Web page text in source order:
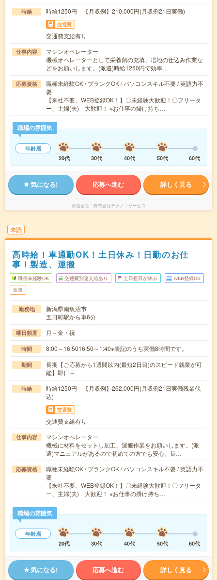
時給 時給1250円 【月収例】210,000円(月収例21日実働)
交通費
交通費支給有り
仕事内容
マシンオペレーター
機械オペレーターとして栄養剤の充填、培地の仕込み作業な
どをお願いします。(派遣)時給1250円で効率…
応募資格
職種未経験OK / ブランクOK / パソコンスキル不要 / 英語力不
要
【来社不要、WEB登録OK！】〇未経験大歓迎！〇フリータ
ー、主婦(夫) 大歓迎！ ※お仕事の掛け持ち…
職場の雰囲気
年齢層
20代
30代 40代 50代 60代
気になる! 応募へ進む 詳しく見る
派遣会社 株式会社テクノ・サービス
未読
高時給！車通勤OK！土日休み！日勤のお仕
事！製造、運搬
職種未経験OK 交通費別途支給あり 土日祝日が休み WEB登録OK
派遣
勤務地
新潟県南魚沼市
五日町駅から車6分
曜日頻度 月～金・祝
時間 8:00～16:5016:50～1:40※表記のうち実働8時間です。
期間
長期【ご応募から1週間以内(最短2日目)のスピード就業が可
能】即日～
時給
時給1250円 【月収例】262,000円(月収例21日実働残業代
込)
交通費
交通費支給有り
仕事内容
マシンオペレーター
機械に材料をセットし加工、運搬作業をお願いします。(派
遣)マニュアルがあるので初めての方でも安心。長…
応募資格
職種未経験OK / ブランクOK / パソコンスキル不要 / 英語力不
要
【来社不要、WEB登録OK！】〇未経験大歓迎！〇フリータ
ー、主婦(夫) 大歓迎！ ※お仕事の掛け持ち…
職場の雰囲気
年齢層
20代
30代 40代 50代 60代
気になる! 応募へ進む 詳しく見る